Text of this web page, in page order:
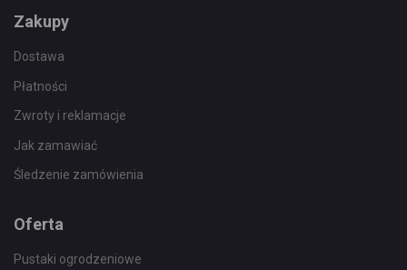
Zakupy
Dostawa
Płatności
Zwroty i reklamacje
Jak zamawiać
Śledzenie zamówienia
Oferta
Pustaki ogrodzeniowe